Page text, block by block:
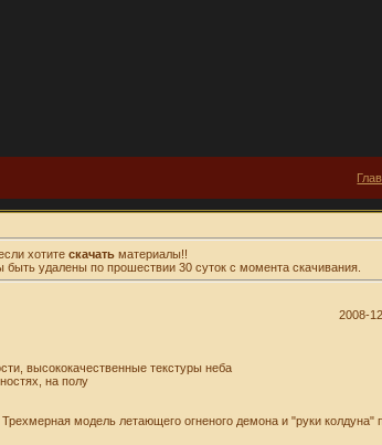
хотите скачатьматериалы!!
удалены по прошествии 30 суток с момента скачивания.
2008-
высококачественные текстуры неба
на полу
модель летающего огненого демона и "руки колдуна"